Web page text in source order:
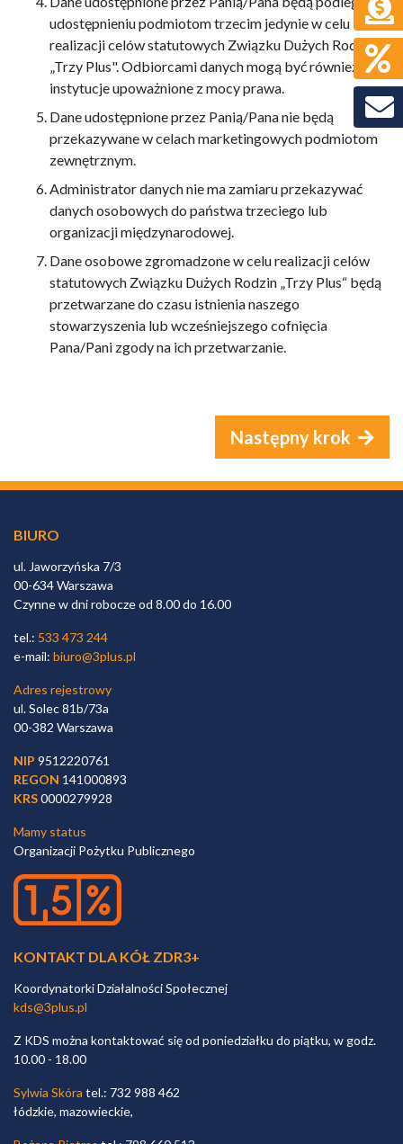
udostępnieniu podmiotom trzecim jedynie w celu
realizacji celów statutowych Związku Dużych Rodzin
„Trzy Plus". Odbiorcami danych mogą być również
instytucje upoważnione z mocy prawa.
Dane udostępnione przez Panią/Pana nie będą
przekazywane w celach marketingowych podmiotom
zewnętrznym.
Administrator danych nie ma zamiaru przekazywać
danych osobowych do państwa trzeciego lub
organizacji międzynarodowej.
Dane osobowe zgromadzone w celu realizacji celów
statutowych Związku Dużych Rodzin „Trzy Plus“ będą
przetwarzane do czasu istnienia naszego
stowarzyszenia lub wcześniejszego cofnięcia
Pana/Pani zgody na ich przetwarzanie.
Następny krok
BIURO
ul. Jaworzyńska 7/3
00-634 Warszawa
Czynne w dni robocze od 8.00 do 16.00
tel.: 533 473 244
e-mail: biuro@3plus.pl
Adres rejestrowy
ul. Solec 81b/73a
00-382 Warszawa
NIP 9512220761
REGON 141000893
KRS0000279928
Mamy status
Organizacji Pożytku Publicznego
KONTAKT DLA KÓŁ ZDR3+
Koordynatorki Działalności Społecznej
kds@3plus.pl
Z KDS można kontaktować się od poniedziałku do piątku, w godz.
10.00 - 18.00
Sylwia Skóra tel.: 732 988 462
łódzkie, mazowieckie,